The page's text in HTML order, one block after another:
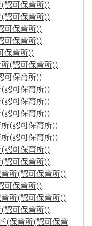
認可保育所))
認可保育所))
可保育所))
可保育所))
保育所))
(認可保育所))
可保育所))
認可保育所))
認可保育所))
認可保育所))
(認可保育所))
(認可保育所))
認可保育所))
認可保育所))
所(認可保育所))
可保育所))
所(認可保育所))
認可保育所))
(保育所(認可保育